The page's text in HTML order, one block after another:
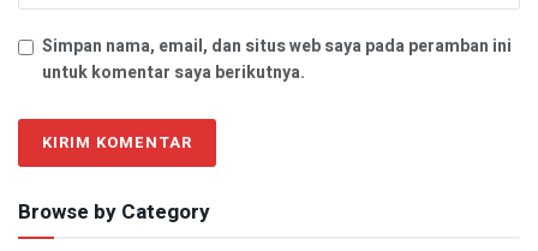
Simpan nama, email, dan situs web saya pada peramban ini
untuk komentar saya berikutnya.
Browse by Category